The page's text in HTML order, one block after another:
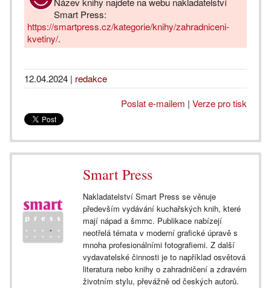
Smart Press:
https://smartpress.cz/kategorie/knihy/zahradniceni-
kvetiny/.
12.04.2024 | redakce
Poslat e-mailem | Verze pro tisk
Smart Press
Nakladatelství Smart Press se věnuje
především vydávání kuchařských knih, které
mají nápad a šmrnc. Publikace nabízejí
neotřelá témata v moderní grafické úpravě s
mnoha profesionálními fotografiemi. Z další
vydavatelské činnosti je to například osvětová
literatura nebo knihy o zahradničení a zdravém
životním stylu, převážně od českých autorů.